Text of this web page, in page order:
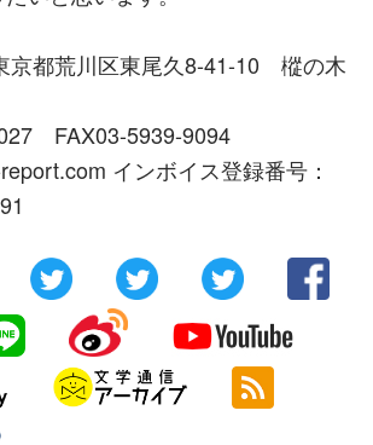
都荒川区東尾久8-41-10 樅の木
FAX03-5939-9094
インボイス登録番号：